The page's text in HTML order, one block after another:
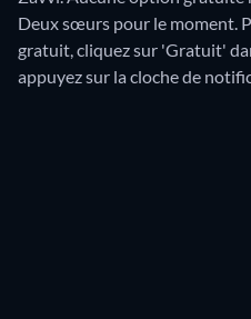
Deux sœurs pour le moment.
gratuit, cliquez sur 'Gratuit'
appuyez sur la cloche de